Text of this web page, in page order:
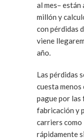
al mes– están
millón y
con pérdidas
viene
año.
Las pérdidas
cuesta
pague por las
fabricación y
carriers como
rápidamente